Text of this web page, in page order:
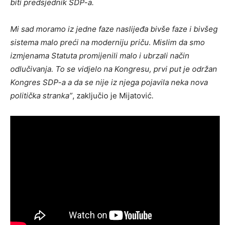
biti predsjednik SDP-a.
Mi sad moramo iz jedne faze naslijeđa bivše faze i bivšeg
sistema malo preći na moderniju priču. Mislim da smo
izmjenama Statuta promijenili malo i ubrzali način
odlučivanja. To se vidjelo na Kongresu, prvi put je održan
Kongres SDP-a a da se nije iz njega pojavila neka nova
politička stranka”, zaključio je Mijatović.